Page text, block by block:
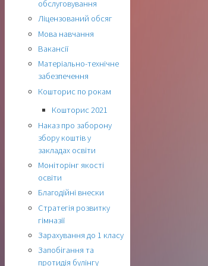
обслуговування
Ліцензований обсяг
Мова навчання
Вакансії
Матеріально-технічне
забезпечення
Кошторис по рокам
Кошторис 2021
Наказ про заборону
збору коштів у
закладах освіти
Моніторінг якості
освіти
Благодійні внески
Стратегія розвитку
гімназії
Зарахування до 1 класу
Запобігання та
протидія булінгу